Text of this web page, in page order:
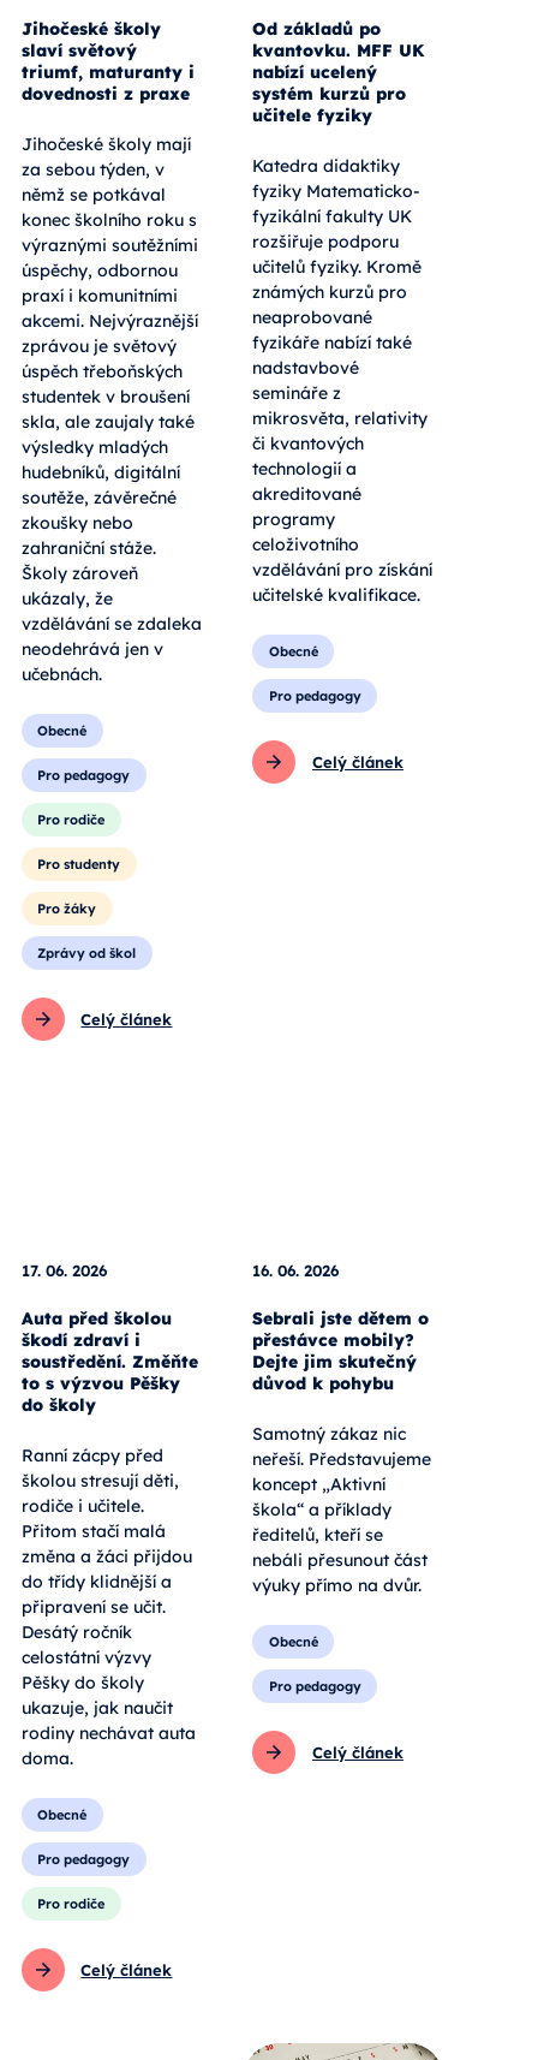
Jihočeské školy
slaví světový
triumf, maturanty i
dovednosti z praxe
Jihočeské školy mají
za sebou týden, v
němž se potkával
konec školního roku s
výraznými soutěžními
úspěchy, odbornou
praxí i komunitními
akcemi. Nejvýraznější
zprávou je světový
úspěch třeboňských
studentek v broušení
skla, ale zaujaly také
výsledky mladých
hudebníků, digitální
soutěže, závěrečné
zkoušky nebo
zahraniční stáže.
Školy zároveň
ukázaly, že
vzdělávání se zdaleka
neodehrává jen v
učebnách.
Obecné
Pro pedagogy
Pro rodiče
Pro studenty
Pro žáky
Zprávy od škol
Celý článek
Od základů po
kvantovku. MFF UK
nabízí ucelený
systém kurzů pro
učitele fyziky
Katedra didaktiky
fyziky Matematicko-
fyzikální fakulty UK
rozšiřuje podporu
učitelů fyziky. Kromě
známých kurzů pro
neaprobované
fyzikáře nabízí také
nadstavbové
semináře z
mikrosvěta, relativity
či kvantových
technologií a
akreditované
programy
celoživotního
vzdělávání pro získání
učitelské kvalifikace.
Obecné
Pro pedagogy
Celý článek
17. 06. 2026
Auta před školou
škodí zdraví i
soustředění. Změňte
to s výzvou Pěšky
do školy
Ranní zácpy před
školou stresují děti,
rodiče i učitele.
Přitom stačí malá
změna a žáci přijdou
do třídy klidnější a
připravení se učit.
Desátý ročník
celostátní výzvy
Pěšky do školy
ukazuje, jak naučit
rodiny nechávat auta
doma.
Obecné
Pro pedagogy
Pro rodiče
Celý článek
16. 06. 2026
Sebrali jste dětem o
přestávce mobily?
Dejte jim skutečný
důvod k pohybu
Samotný zákaz nic
neřeší. Představujeme
koncept „Aktivní
škola“ a příklady
ředitelů, kteří se
nebáli přesunout část
výuky přímo na dvůr.
Obecné
Pro pedagogy
Celý článek